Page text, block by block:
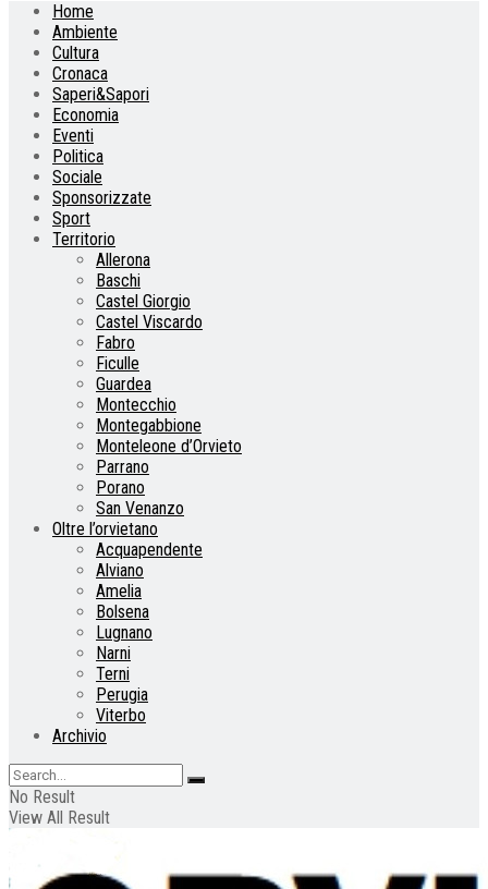
Home
Ambiente
Cultura
Cronaca
Saperi&Sapori
Economia
Eventi
Politica
Sociale
Sponsorizzate
Sport
Territorio
Allerona
Baschi
Castel Giorgio
Castel Viscardo
Fabro
Ficulle
Guardea
Montecchio
Montegabbione
Monteleone d’Orvieto
Parrano
Porano
San Venanzo
Oltre l’orvietano
Acquapendente
Alviano
Amelia
Bolsena
Lugnano
Narni
Terni
Perugia
Viterbo
Archivio
No Result
View All Result